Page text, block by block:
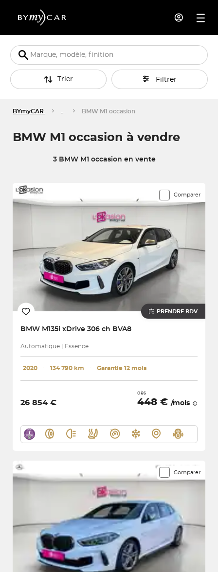
Trier Filtrer
BYmyCAR BMW M1 occasion
BMW M1 occasion à vendre
3 BMW M1 occasion en vente
Comparer
PRENDRE RDV
BMW M135i xDrive 306 ch BVA8
Automatique | Essence
2020 ･ 134 790 km ･ Garantie 12 mois
26 854 €
dès
448 € /mois
Comparer